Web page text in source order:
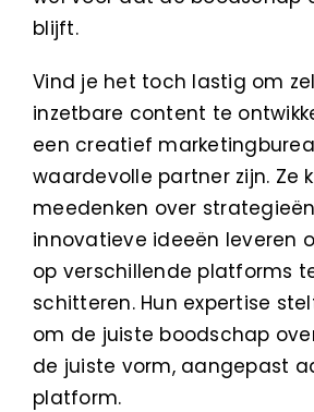
blijft.
Vind je het toch lastig om
inzetbare content te
een creatief
waardevolle partner zijn. Ze
meedenken over
innovatieve ideeën leveren
op verschillende platforms
schitteren. Hun expertise
om de juiste boodschap
de juiste vorm, aangepast
platform.